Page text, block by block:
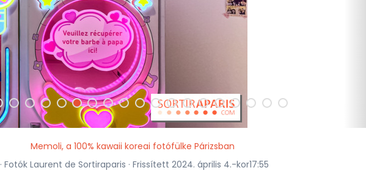
Memoli, a 100% kawaii koreai fotófülke Párizsban
· Fotók Laurent de Sortiraparis · Frissített 2024. április 4.-kor17:55